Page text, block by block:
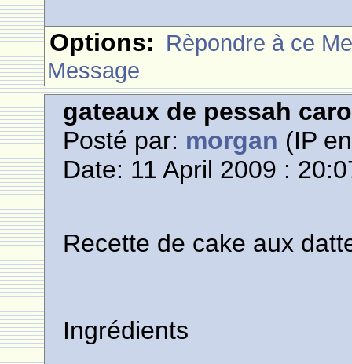
Options: Rèpondre à ce
Message
gateaux de pessah
Posté par: morgan (IP
Date: 11 April 2009 :
Recette de cake aux
Ingrédients